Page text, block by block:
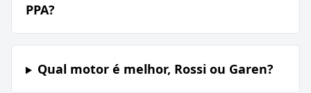
PPA?
Qual motor é melhor, Rossi ou Garen?